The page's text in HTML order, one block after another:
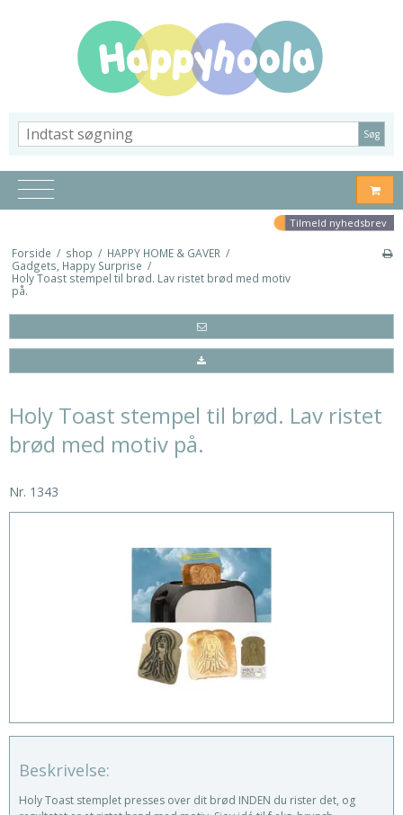
Søg
Tilmeld nyhedsbrev
Forside / shop / HAPPY HOME & GAVER /
Gadgets, Happy Surprise /
Holy Toast stempel til brød. Lav ristet brød med motiv
på.
Holy Toast stempel til brød. Lav ristet
brød med motiv på.
Nr. 1343
Beskrivelse:
Holy Toast stemplet presses over dit brød INDEN du rister det, og